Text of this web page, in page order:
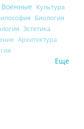
Военные Культура
Биология
Эстетика
Архитектура
Еще